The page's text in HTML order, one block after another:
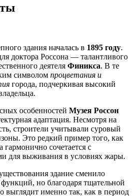
здания началась в 1895 году.
доктора Россона — талантливого
деятеля Финикса. В те
символом процветания и
города, подчеркивая высокий
особенностей Музея Россон
адаптация. Несмотря на
строители учитывали суровый
Это редкий пример того, как
гармонично сочетается с
для выживания в условиях жары.
здание сменило
функций, но благодаря тщательной
выглядит именно так, как в период